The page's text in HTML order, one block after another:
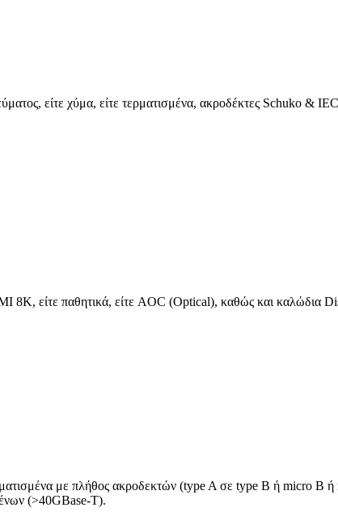
είτε χύμα, είτε τερματισμένα, ακροδέκτες Schuko &
8K, είτε παθητικά, είτε AOC (Optical), καθώς και καλώδια
με πλήθος ακροδεκτών (type A σε type B ή micro
(>40GBase-T).